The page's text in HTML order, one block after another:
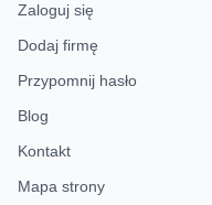
Zaloguj się
Dodaj firmę
Przypomnij hasło
Blog
Kontakt
Mapa strony